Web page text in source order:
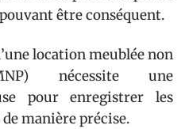
être conséquent.
location meublée non
nécessite une
pour enregistrer les
manière précise.